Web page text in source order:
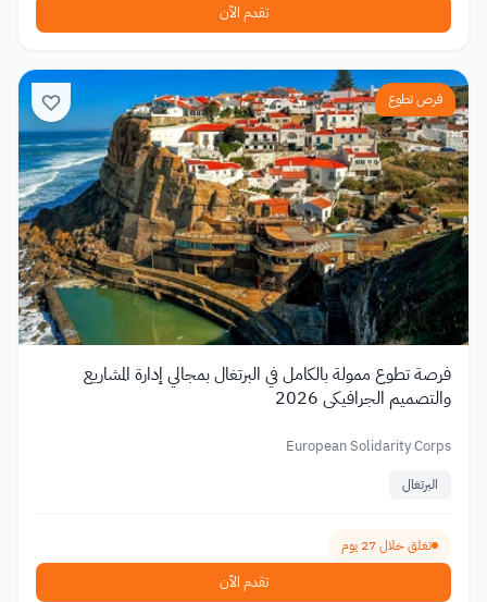
تقدم الآن
فرص تطوع
فرصة تطوع ممولة بالكامل في البرتغال بمجالي إدارة المشاريع
والتصميم الجرافيكي 2026
European Solidarity Corps
البرتغال
تغلق خلال 27 يوم
تقدم الآن